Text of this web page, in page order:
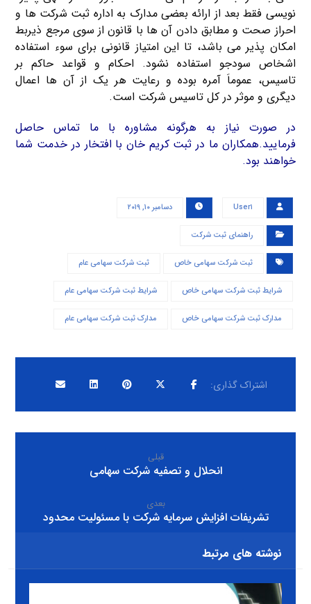
نویسی فقط بعد از ارائه بعضی مدارک به اداره ثبت شرکت ها و
احراز صحت و مطابق دادن آن ها با قانون از سوی مرجع ذیربط
امکان پذیر می باشد، تا این امتیاز قانونی برای سوء استفاده
اشخاص سودجو استفاده نشود. احکام و قواعد حاکم بر
تاسیس، عموماَ آمره بوده و رعایت هر یک از آن ها اعمال
دیگری و موثر در کل تاسیس شرکت است.
در صورت نیاز به هرگونه مشاوره با ما تماس حاصل
فرمایید.همکاران ما در ثبت کریم خان با افتخار در خدمت شما
خواهند بود.
User۱ دسامبر ۱۰, ۲۰۱۹
راهنمای ثبت شرکت
ثبت شرکت سهامی خاص ثبت شرکت سهامی عام
شرایط ثبت شرکت سهامی خاص شرایط ثبت شرکت سهامی عام
مدارک ثبت شرکت سهامی خاص مدارک ثبت شرکت سهامی عام
قبلی
انحلال و تصفیه شرکت سهامی
بعدی
تشریفات افزایش سرمایه شرکت با مسئولیت محدود
نوشته های مرتبط